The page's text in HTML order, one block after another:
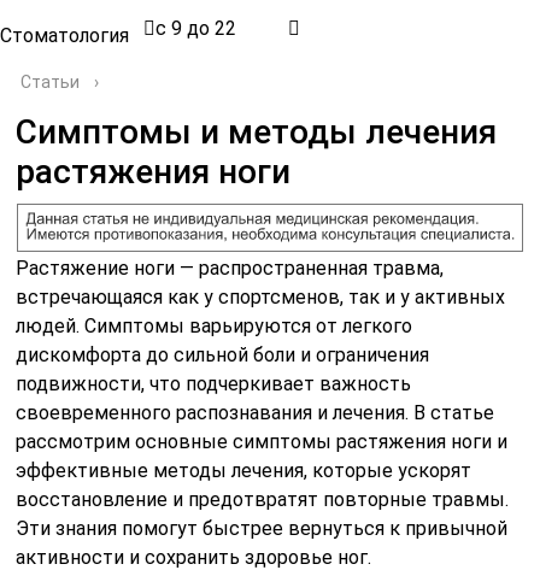
Стоматология с 9 до 22
Статьи ›
Симптомы и методы лечения
растяжения ноги
Растяжение ноги — распространенная травма,
встречающаяся как у спортсменов, так и у активных
людей. Симптомы варьируются от легкого
дискомфорта до сильной боли и ограничения
подвижности, что подчеркивает важность
своевременного распознавания и лечения. В статье
рассмотрим основные симптомы растяжения ноги и
эффективные методы лечения, которые ускорят
восстановление и предотвратят повторные травмы.
Эти знания помогут быстрее вернуться к привычной
активности и сохранить здоровье ног.